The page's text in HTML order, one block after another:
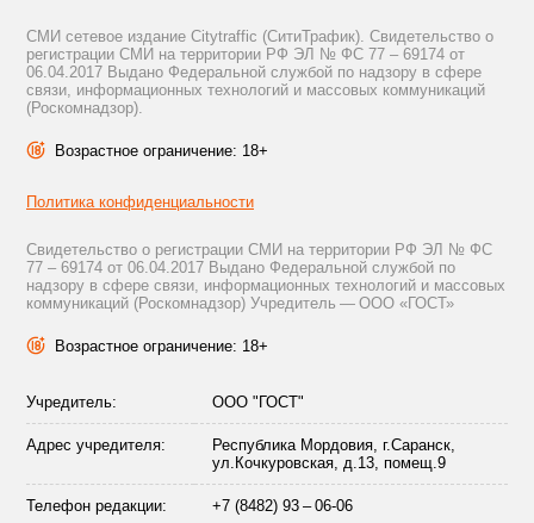
СМИ сетевое издание Citytraffic (СитиТрафик). Свидетельство о
регистрации СМИ на территории РФ ЭЛ № ФС 77 – 69174 от
06.04.2017 Выдано Федеральной службой по надзору в сфере
связи, информационных технологий и массовых коммуникаций
(Роскомнадзор).
Возрастное ограничение: 18+
Политика конфиденциальности
Свидетельство о регистрации СМИ на территории РФ ЭЛ № ФС
77 – 69174 от 06.04.2017 Выдано Федеральной службой по
надзору в сфере связи, информационных технологий и массовых
коммуникаций (Роскомнадзор) Учредитель — ООО «ГОСТ»
Возрастное ограничение: 18+
Учредитель: ООО "ГОСТ"
Адрес учредителя:
Республика Мордовия, г.Саранск,
ул.Кочкуровская, д.13, помещ.9
Телефон редакции: +7 (8482) 93 – 06-06